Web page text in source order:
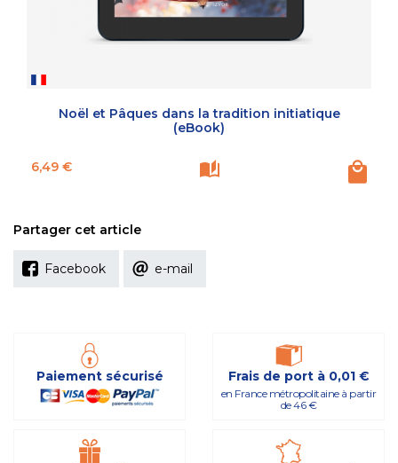
Noël et Pâques dans la tradition initiatique
(eBook)
Prix
6,49 €
Partager cet article
Facebook e-mail
Paiement sécurisé Frais de port à 0,01 €
en France métropolitaine à partir
de 46 €